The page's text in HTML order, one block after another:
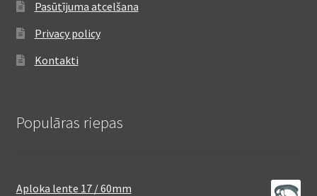
Pasūtījuma atcelšana
Privacy policy
Kontakti
Populāras riepas
Aploka lente 17 / 60mm